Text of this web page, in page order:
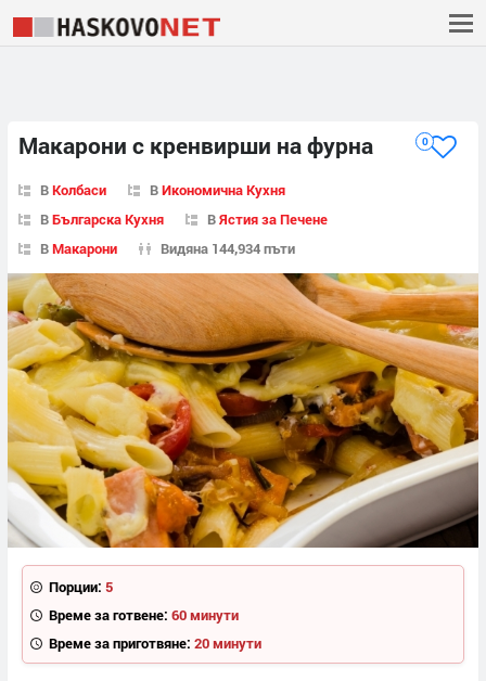
Макарони с кренвирши на фурна 0
ВКолбаси ВИкономична Кухня
ВБългарска Кухня ВЯстия за Печене
ВМакарони Видяна 144,934 пъти
Порции: 5
Време за готвене: 60 минути
Време за приготвяне: 20 минути